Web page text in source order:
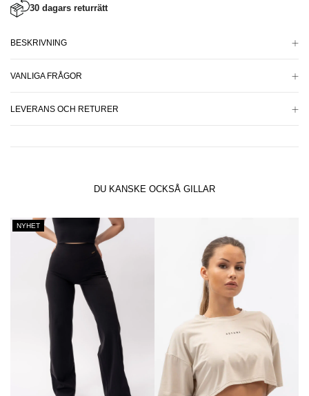
30 dagars returrätt
BESKRIVNING
VANLIGA FRÅGOR
LEVERANS OCH RETURER
DU KANSKE OCKSÅ GILLAR
NYHET